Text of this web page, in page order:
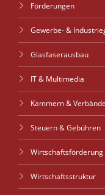
Förderungen
Gewerbe- &
Glasfaserausbau
IT & Multimedia
Kammern & Verbände
Steuern & Gebühren
Wirtschaftsförderung
Wirtschaftsstruktur